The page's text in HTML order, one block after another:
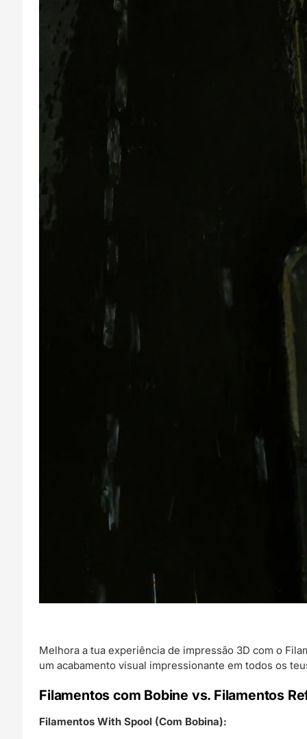
Melhora a tua experiência de impressão 3D com o
um acabamento visual impressionante em todos os
Filamentos com Bobine vs. Filamentos
Filamentos With Spool (Com Bobina):